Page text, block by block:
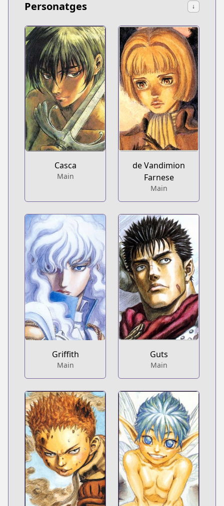
Personatges ↓
Casca
Main
de Vandimion
Farnese
Main
Griffith
Main
Guts
Main